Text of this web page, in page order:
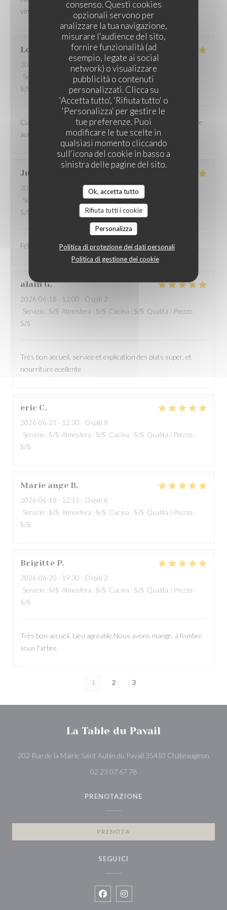
consenso. Questi cookies
opzionali servono per
analizzare la tua navigazione,
misurare l'audience del sito,
fornire funzionalità (ad
esempio, legate ai social
network) o visualizzare
pubblicità o contenuti
personalizzati. Clicca su
'Accetta tutto', 'Rifiuta tutto' o
'Personalizza' per gestire le
tue preferenze. Puoi
modificare le tue scelte in
qualsiasi momento cliccando
sull'icona del cookie in basso a
sinistra delle pagine del sito.
Ok, accetta tutto
Rifiuta tutti i cookie
Personalizza
Politica di protezione dei dati personali
Politica di gestione dei cookie
vins locaux sans oublier le cocktail du moment
Louis
2026-06-18
- 12:30 - Ospiti 5
Servizio
Atmosfera: 5/5 Cucina:5/5 Qualità / Prezzo
5/5
Cuisine de qualité, accueil et service très aimables. Ambiance
authentique. Prix modérés vu la qualité.Excellente adresse.
Julien
2026-06-18
- 19:45 - Ospiti 2
Servizio
Atmosfera:4/5 Cucina:5/5
5/5
Félicitations à vous, je recommande vraiment cette adresse.
alain G
2026-06-18 - 12:00 - Ospiti 2
Servizio : 5/5 Atmosfera : 5/5 Cucina : 5/5 Qualità / Prezzo :
5/5
Très bon accueil, service et explication des plats super, et
nourriture ecellente
eric C
2026-06-21 - 12:30 - Ospiti 8
Servizio : 5/5 Atmosfera : 5/5 Cucina : 5/5 Qualità / Prezzo :
5/5
Marie ange B
2026-06-18 - 12:15 - Ospiti 6
Servizio : 5/5 Atmosfera : 5/5 Cucina : 5/5 Qualità / Prezzo :
5/5
Brigitte P
2026-06-20 - 19:30 - Ospiti 2
Servizio : 5/5 Atmosfera : 5/5 Cucina : 5/5 Qualità / Prezzo :
5/5
Très bon accueil. Lieu agréable.Nous avons mangé, à l'ombre
sous l'arbre.
1 2 3
La Table du Pavail
202 Rue de la Mairie Saint Aubin du Pavail 35410 Châteaugiron
02 23 07 67 78
PRENOTAZIONE
PRENOTA
SEGUICI
Facebook ((apre una nuova
Instagram ((apre una nuova
LA TABLE DU PAVAIL